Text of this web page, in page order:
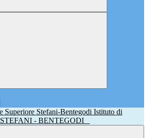
Istituto di
STEFANI - BENTEGODI